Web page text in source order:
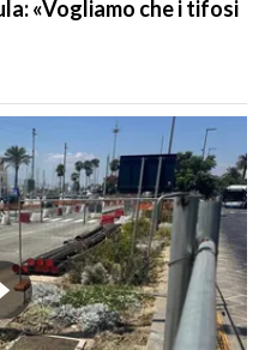
«Vogliamo che i tifosi